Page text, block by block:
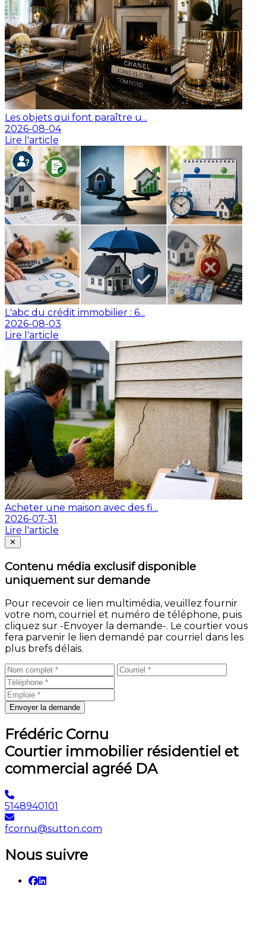
Les objets qui font paraître u...
2026-08-04
Lire l'article
L'abc du crédit immobilier : 6...
2026-08-03
Lire l'article
Acheter une maison avec des fi...
2026-07-31
Lire l'article
Fermer
✕
Contenu média exclusif disponible
uniquement sur demande
Pour recevoir ce lien multimédia, veuillez fournir
votre nom, courriel et numéro de téléphone, puis
cliquez sur -Envoyer la demande-. Le courtier vous
fera parvenir le lien demandé par courriel dans les
plus brefs délais.
Envoyer la demande
Frédéric Cornu
Courtier immobilier résidentiel et
commercial agréé DA
5148940101
fcornu@sutton.com
Nous suivre